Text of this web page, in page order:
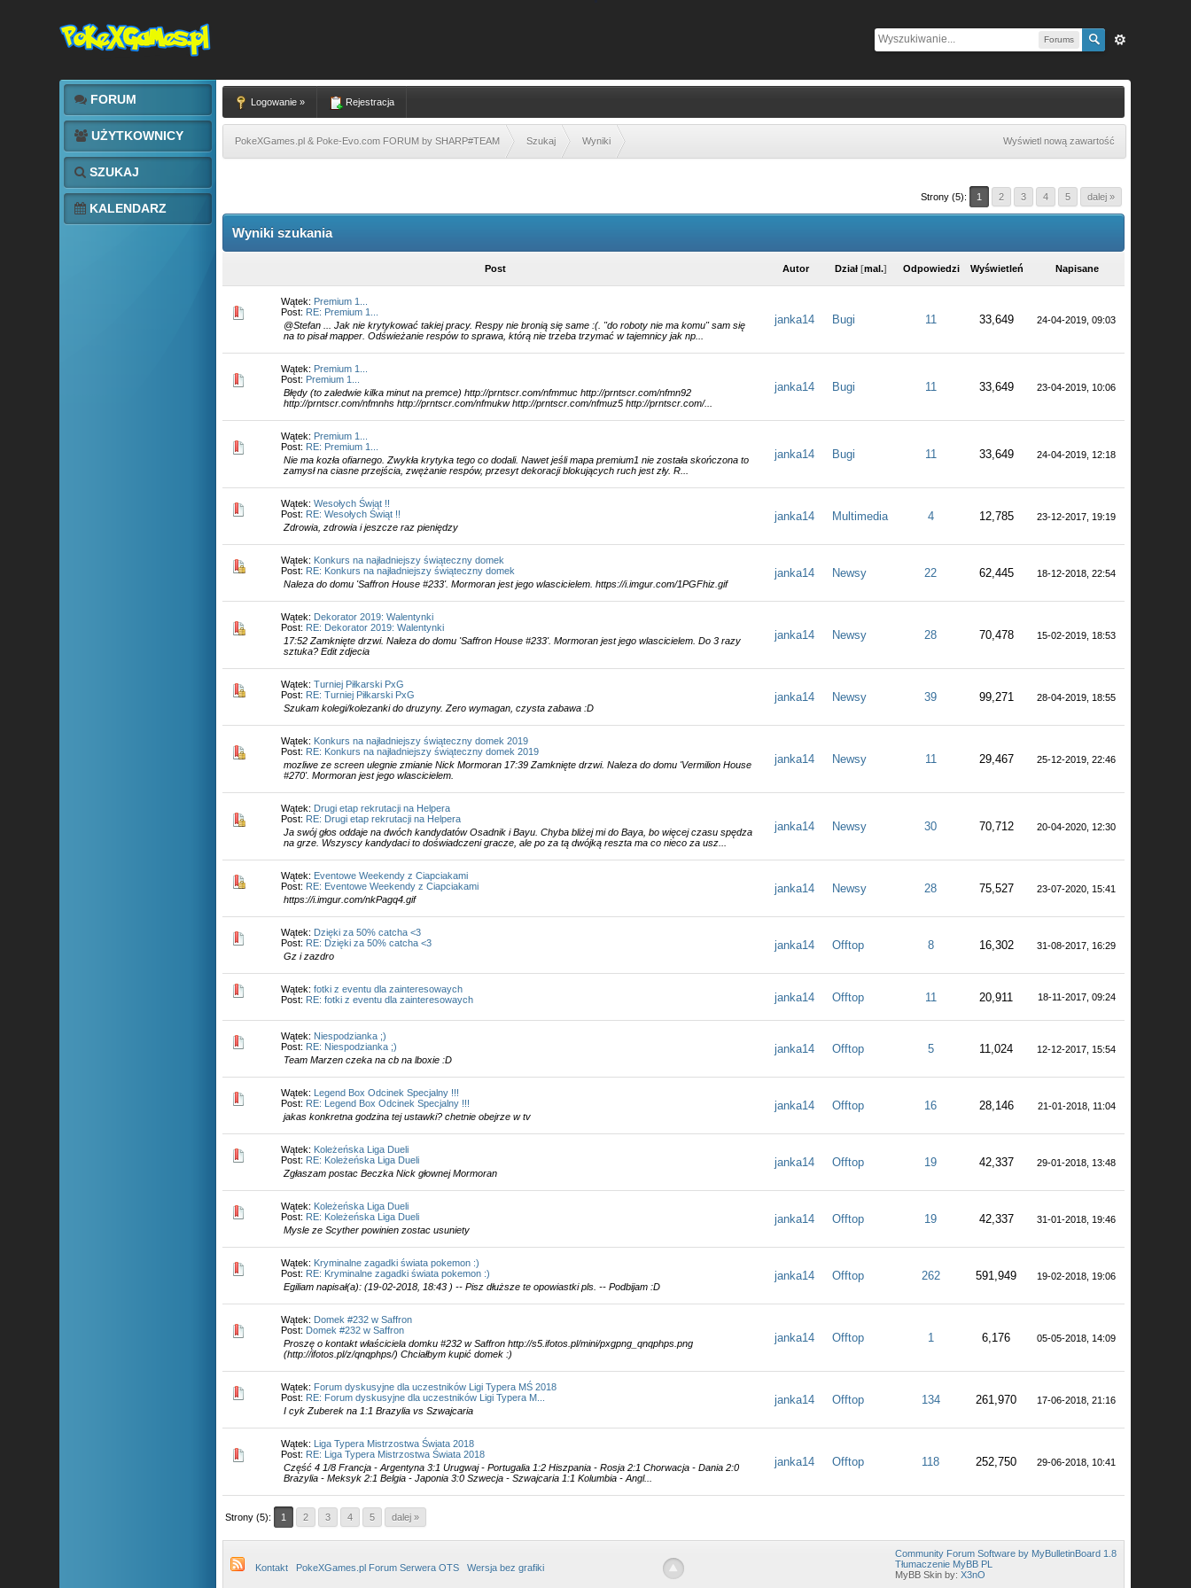
Forums
FORUM
UŻYTKOWNICY
SZUKAJ
KALENDARZ
Logowanie » Rejestracja
PokeXGames.pl & Poke-Evo.com FORUM by SHARP#TEAM Szukaj Wyniki Wyświetl nową zawartość
Strony (5): 1 2 3 4 5 dalej »
Wyniki szukania
Post Autor Dział [mal.] Odpowiedzi Wyświetleń Napisane
Wątek: Premium 1...
Post: RE: Premium 1...
@Stefan ... Jak nie krytykować takiej pracy. Respy nie bronią się same :(. "do roboty nie ma komu" sam się
na to pisał mapper. Odświeżanie respów to sprawa, którą nie trzeba trzymać w tajemnicy jak np...
janka14 Bugi 11 33,649 24-04-2019, 09:03
Wątek: Premium 1...
Post: Premium 1...
Błędy (to zaledwie kilka minut na premce) http://prntscr.com/nfmmuc http://prntscr.com/nfmn92
http://prntscr.com/nfmnhs http://prntscr.com/nfmukw http://prntscr.com/nfmuz5 http://prntscr.com/...
janka14 Bugi 11 33,649 23-04-2019, 10:06
Wątek: Premium 1...
Post: RE: Premium 1...
Nie ma kozła ofiarnego. Zwykła krytyka tego co dodali. Nawet jeśli mapa premium1 nie została skończona to
zamysł na ciasne przejścia, zwężanie respów, przesyt dekoracji blokujących ruch jest zły. R...
janka14 Bugi 11 33,649 24-04-2019, 12:18
Wątek:Wesołych Świąt !!
Post: RE: Wesołych Świąt !!
Zdrowia, zdrowia i jeszcze raz pieniędzy
janka14 Multimedia 4 12,785 23-12-2017, 19:19
Wątek: Konkurs na najładniejszy świąteczny domek
Post: RE: Konkurs na najładniejszy świąteczny domek
Naleza do domu 'Saffron House #233'. Mormoran jest jego wlascicielem. https://i.imgur.com/1PGFhiz.gif
janka14 Newsy 22 62,445 18-12-2018, 22:54
Wątek: Dekorator 2019: Walentynki
Post: RE: Dekorator 2019: Walentynki
17:52 Zamknięte drzwi. Naleza do domu 'Saffron House #233'. Mormoran jest jego wlascicielem. Do 3 razy
sztuka? Edit zdjecia
janka14 Newsy 28 70,478 15-02-2019, 18:53
Wątek:Turniej Piłkarski PxG
Post: RE: Turniej Piłkarski PxG
Szukam kolegi/kolezanki do druzyny. Zero wymagan, czysta zabawa :D
janka14 Newsy 39 99,271 28-04-2019, 18:55
Wątek: Konkurs na najładniejszy świąteczny domek 2019
Post: RE: Konkurs na najładniejszy świąteczny domek 2019
mozliwe ze screen ulegnie zmianie Nick Mormoran 17:39 Zamknięte drzwi. Naleza do domu 'Vermilion House
#270'. Mormoran jest jego wlascicielem.
janka14 Newsy 11 29,467 25-12-2019, 22:46
Wątek: Drugi etap rekrutacji na Helpera
Post: RE: Drugi etap rekrutacji na Helpera
Ja swój głos oddaje na dwóch kandydatów Osadnik i Bayu. Chyba bliżej mi do Baya, bo więcej czasu spędza
na grze. Wszyscy kandydaci to doświadczeni gracze, ale po za tą dwójką reszta ma co nieco za usz...
janka14 Newsy 30 70,712 20-04-2020, 12:30
Wątek: Eventowe Weekendy z Ciapciakami
Post: RE: Eventowe Weekendy z Ciapciakami
https://i.imgur.com/nkPagq4.gif
janka14 Newsy 28 75,527 23-07-2020, 15:41
Wątek: Dzięki za 50% catcha <3
Post: RE: Dzięki za 50% catcha <3
Gz i zazdro
janka14 Offtop 8 16,302 31-08-2017, 16:29
Wątek:fotki z eventu dla zainteresowaych
Post: RE: fotki z eventu dla zainteresowaych janka14 Offtop 11 20,911 18-11-2017, 09:24
Wątek: Niespodzianka ;)
Post: RE: Niespodzianka ;)
Team Marzen czeka na cb na lboxie :D
janka14 Offtop 5 11,024 12-12-2017, 15:54
Wątek: Legend Box Odcinek Specjalny !!!
Post: RE: Legend Box Odcinek Specjalny !!!
jakas konkretna godzina tej ustawki? chetnie obejrze w tv
janka14 Offtop 16 28,146 21-01-2018, 11:04
Wątek: Koleżeńska Liga Dueli
Post: RE: Koleżeńska Liga Dueli
Zgłaszam postac Beczka Nick głownej Mormoran
janka14 Offtop 19 42,337 29-01-2018, 13:48
Wątek: Koleżeńska Liga Dueli
Post: RE: Koleżeńska Liga Dueli
Mysle ze Scyther powinien zostac usuniety
janka14 Offtop 19 42,337 31-01-2018, 19:46
Wątek: Kryminalne zagadki świata pokemon :)
Post: RE: Kryminalne zagadki świata pokemon :)
Egiliam napisał(a): (19-02-2018, 18:43 ) -- Pisz dłuższe te opowiastki pls. -- Podbijam :D
janka14 Offtop 262 591,949 19-02-2018, 19:06
Wątek: Domek #232 w Saffron
Post: Domek #232 w Saffron
Proszę o kontakt właściciela domku #232 w Saffron http://s5.ifotos.pl/mini/pxgpng_qnqphps.png
(http://ifotos.pl/z/qnqphps/) Chciałbym kupić domek :)
janka14 Offtop 1 6,176 05-05-2018, 14:09
Wątek: Forum dyskusyjne dla uczestników Ligi Typera MŚ 2018
Post: RE: Forum dyskusyjne dla uczestników Ligi Typera M...
I cyk Zuberek na 1:1 Brazylia vs Szwajcaria
janka14 Offtop 134 261,970 17-06-2018, 21:16
Wątek: Liga Typera Mistrzostwa Świata 2018
Post: RE: Liga Typera Mistrzostwa Świata 2018
Część 4 1/8 Francja - Argentyna 3:1 Urugwaj - Portugalia 1:2 Hiszpania - Rosja 2:1 Chorwacja - Dania 2:0
Brazylia - Meksyk 2:1 Belgia - Japonia 3:0 Szwecja - Szwajcaria 1:1 Kolumbia - Angl...
janka14 Offtop 118 252,750 29-06-2018, 10:41
Strony (5): 1 2 3 4 5 dalej »
Kontakt PokeXGames.pl Forum Serwera OTS Wersja bez grafiki
Community Forum Software by MyBulletinBoard 1.8
Tłumaczenie MyBB PL
MyBB Skin by:X3nO